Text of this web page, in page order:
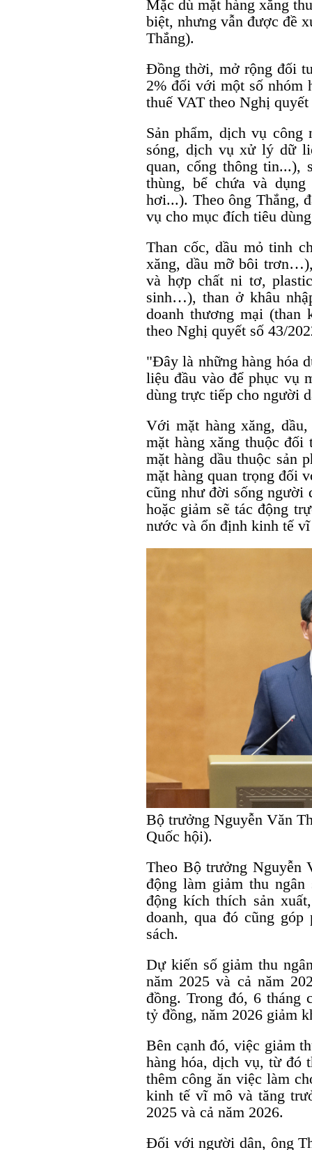
Mặc dù mặt hàng xăng
biệt, nhưng vẫn được đề
Thắng).
Đồng thời, mở rộng đối
2% đối với một số nhóm
thuế VAT theo Nghị
Sản phẩm, dịch vụ
sóng, dịch vụ xử lý dữ
quan, cổng thông tin...),
thùng, bể chứa và
hơi...). Theo ông Thắng,
vụ cho mục đích tiêu
Than cốc, dầu mỏ tinh
xăng, dầu mỡ bôi
và hợp chất ni tơ,
sinh…), than ở khâu
doanh thương mại (than
theo Nghị quyết số 43/
"Đây là những hàng hóa
liệu đầu vào để phục vụ
dùng trực tiếp cho người
Với mặt hàng xăng,
mặt hàng xăng thuộc
mặt hàng dầu thuộc sản
mặt hàng quan trọng đối
cũng như đời sống người
hoặc giảm sẽ tác động
nước và ổn định kinh tế
Bộ trưởng Nguyễn Văn
Quốc hội).
Theo Bộ trưởng Nguyễn
động làm giảm thu
động kích thích sản
doanh, qua đó cũng góp
sách.
Dự kiến số giảm thu
năm 2025 và cả năm
đồng. Trong đó, 6 tháng
tỷ đồng, năm 2026 giảm
Bên cạnh đó, việc giảm
hàng hóa, dịch vụ, từ đó
thêm công ăn việc làm
kinh tế vĩ mô và tăng
2025 và cả năm 2026.
Đối với người dân, ông